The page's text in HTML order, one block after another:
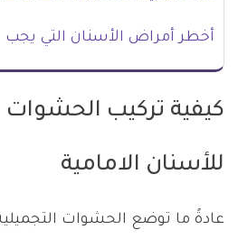
أخطر أمراض الأسنان التي يجب
كيفية تركيب الحشوات
للأسنان الامامية
عادةً ما توضع الحشوات